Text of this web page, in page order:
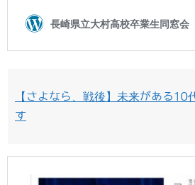
【さよなら、戦後】未来がある10
す